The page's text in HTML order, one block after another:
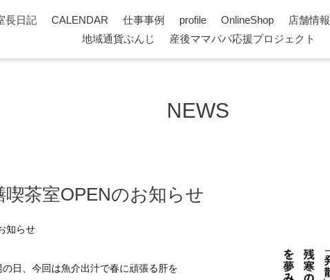
長日記 CALENDAR 仕事事例 profile OnlineShop 店舗情報
地域通貨ぶんじ
産後ママパパ応援プロジェクト
NEWS
茶室OPENのお知らせ
知らせ
日、今回は魚介出汁で春に頑張る肝を